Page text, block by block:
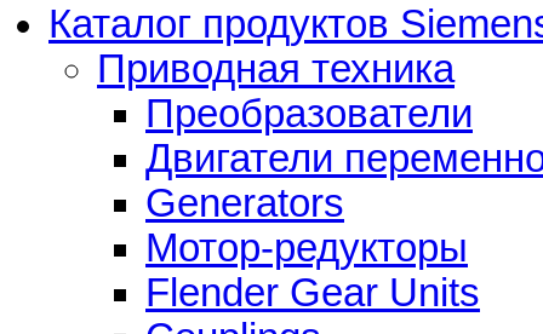
Каталог продуктов
Приводная техника
Преобразователи
Двигатели
Generators
Мотор-редукторы
Flender Gear Units